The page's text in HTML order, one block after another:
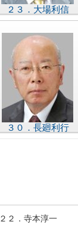
２３．大場利信
３０．長廻利行
２２．寺本淳一